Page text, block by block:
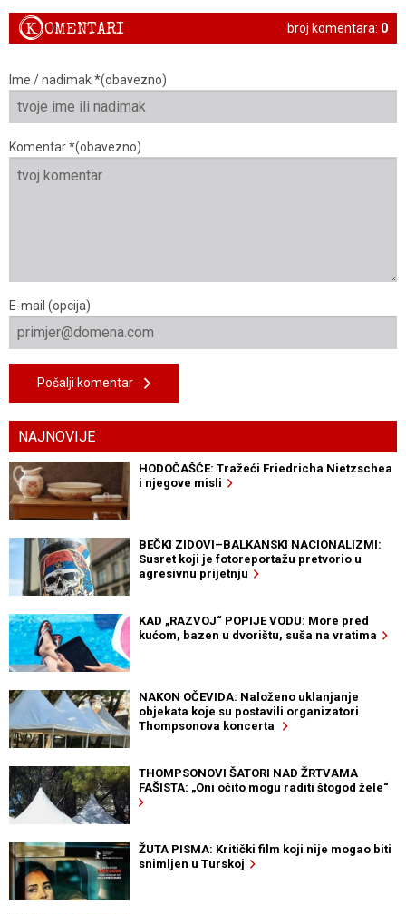
broj komentara: 0
KOMENTARI
Ime / nadimak *(obavezno)
Komentar *(obavezno)
E-mail (opcija)
Pošalji komentar
NAJNOVIJE
HODOČAŠĆE: Tražeći Friedricha Nietzschea
i njegove misli
BEČKI ZIDOVI–BALKANSKI NACIONALIZMI:
Susret koji je fotoreportažu pretvorio u
agresivnu prijetnju
KAD „RAZVOJ“ POPIJE VODU: More pred
kućom, bazen u dvorištu, suša na vratima
NAKON OČEVIDA: Naloženo uklanjanje
objekata koje su postavili organizatori
Thompsonova koncerta
THOMPSONOVI ŠATORI NAD ŽRTVAMA
FAŠISTA: „Oni očito mogu raditi štogod žele“
ŽUTA PISMA: Kritički film koji nije mogao biti
snimljen u Turskoj